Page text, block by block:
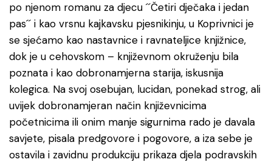
po njenom romanu za djecu ´´Četiri dječaka i jedan
pas´´ i kao vrsnu kajkavsku pjesnikinju, u Koprivnici je
se sjećamo kao nastavnice i ravnateljice knjižnice,
dok je u cehovskom – književnom okruženju bila
poznata i kao dobronamjerna starija, iskusnija
kolegica. Na svoj osebujan, lucidan, ponekad strog, ali
uvijek dobronamjeran način književnicima
početnicima ili onim manje sigurnima rado je davala
savjete, pisala predgovore i pogovore, a iza sebe je
ostavila i zavidnu produkciju prikaza djela podravskih